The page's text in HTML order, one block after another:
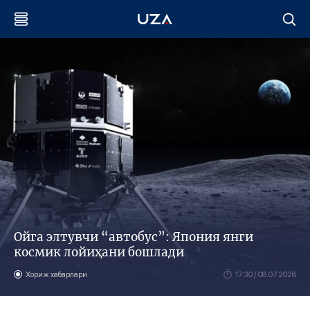
Ойга элтувчи “автобус”: Япония янги
космик лойиҳани бошлади
Хориж хабарлари 17:30 / 08.07.2026